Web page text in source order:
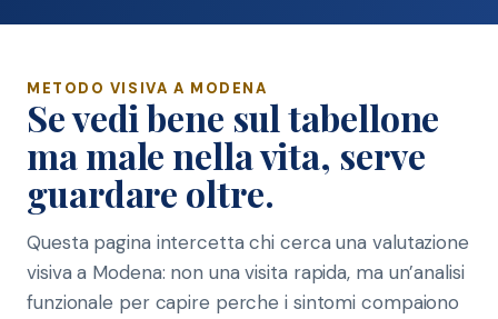
METODO VISIVA A MODENA
Se vedi bene sul tabellone
ma male nella vita, serve
guardare oltre.
Questa pagina intercetta chi cerca una valutazione
visiva a Modena: non una visita rapida, ma un’analisi
funzionale per capire perche i sintomi compaiono